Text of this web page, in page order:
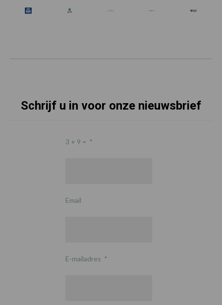
Schrijf u in voor onze nieuwsbrief
3 + 9 = *
Email
E-mailadres *